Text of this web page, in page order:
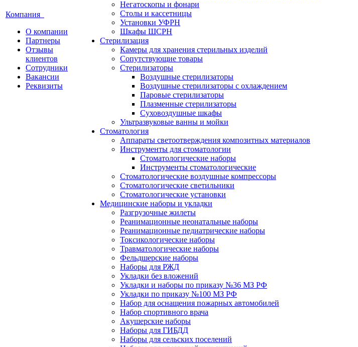
Компания
О компании
Партнеры
Отзывы
клиентов
Сотрудники
Вакансии
Реквизиты
Негатоскопы и фонари
Столы и кассетницы
Установки УФРН
Шкафы ШСРН
Стерилизация
Камеры для хранения стерильных изделий
Сопутствующие товары
Стерилизаторы
Воздушные стерилизаторы
Воздушные стерилизаторы с охлаждением
Паровые стерилизаторы
Плазменные стерилизаторы
Суховоздушные шкафы
Ультразвуковые ванны и мойки
Стоматология
Аппараты светоотверждения композитных материалов
Инструменты для стоматологии
Стоматологические наборы
Инструменты стоматологические
Стоматологические воздушные компрессоры
Стоматологические светильники
Стоматологические установки
Медицинские наборы и укладки
Разгрузочные жилеты
Реанимационные неонатальные наборы
Реанимационные педиатрические наборы
Токсикологические наборы
Травматологические наборы
Фельдшерские наборы
Наборы для РЖД
Укладки без вложений
Укладки и наборы по приказу №36 МЗ РФ
Укладки по приказу №100 МЗ РФ
Набор для оснащения пожарных автомобилей
Набор спортивного врача
Акушерские наборы
Наборы для ГИБДД
Наборы для сельских поселений